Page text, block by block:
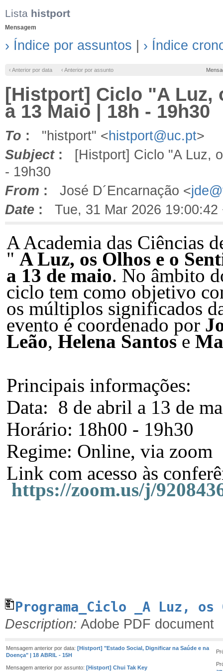
Lista histport
Mensagem
› Índice por assuntos › Índice
‹ Anterior por data ‹ Anterior por assunto
[Histport] Ciclo "A Luz,
a 13 Maio | 18h - 19h30
To : "histport" <histport@uc.pt>
Subject: [Histport] Ciclo "A Luz,
- 19h30
From : José D´Encarnação <
Date : Tue, 31 Mar 2026 19:00:42
A Academia das Ciências
" A Luz, os Olhos e o
a 13 de maio. No âmbito
ciclo tem como objetivo
os múltiplos significados
evento é coordenado por
Leão, Helena Santose
Principais informações:
Data: 8 de abril a 13 de
Horário: 18h00 - 19h30
Regime: Online, via zoom
Link com acesso às
https://zoom.us/j/
Programa_Ciclo _A Luz,
Description: Adobe PDF document
Mensagem anterior por data: [Histport] "Estado Social, Dignificar na Saúde e na
Doença" | 18 ABRIL - 15H
Mensagem anterior por assunto: [Histport] Chui Tak Key